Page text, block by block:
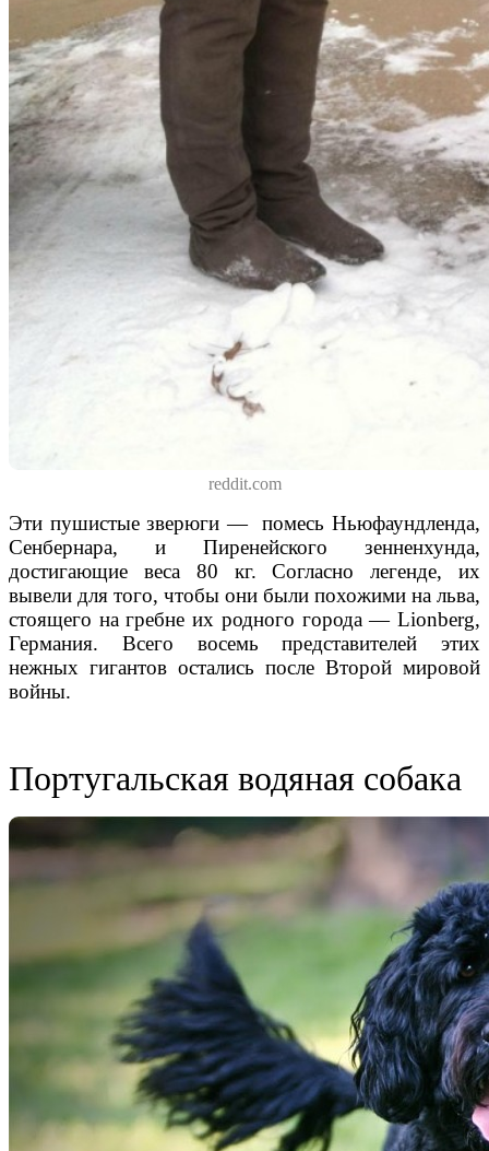
reddit.com
Эти пушистые зверюги —помесь Ньюфаундленда,
Сенбернара, и Пиренейского
зенненхунда,
достигающие веса 80 кг. Согласно легенде, их
вывели для того, чтобы они были похожими на льва,
стоящего на гребне их родного города — Lionberg,
Германия. Всего восемь представителей
этих
нежных гигантов остались после Второй мировой
войны.
Португальская водяная собака